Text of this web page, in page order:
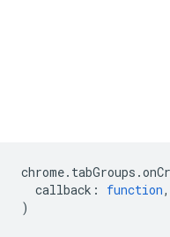
chrome. tabGroups .
callback : function,
)